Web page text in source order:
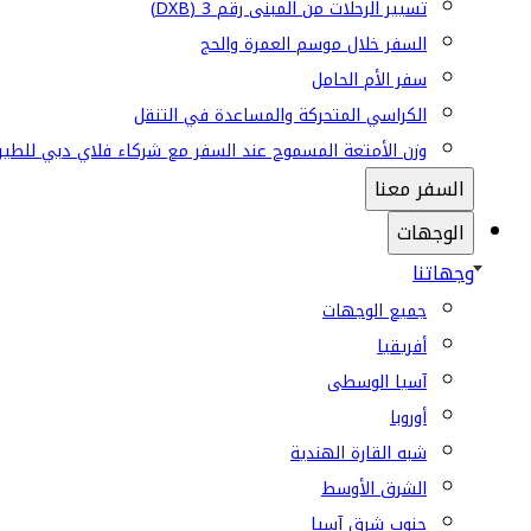
تسيير الرحلات من المبنى رقم 3 (DXB)
السفر خلال موسم العمرة والحج
سفر الأم الحامل
الكراسي المتحركة والمساعدة في التنقل
وزن الأمتعة المسموح عند السفر مع شركاء فلاي دبي
السفر معنا
الوجهات
وجهاتنا
جميع الوجهات
أفريقيا
آسيا الوسطى
أوروبا
شبه القارة الهندية
الشرق الأوسط
جنوب شرق آسيا